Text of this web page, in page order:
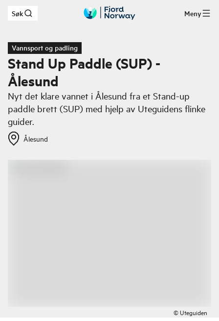
Hopp til hovedinnhold
Søk Meny
Vannsport og padling
Stand Up Paddle (SUP) -
Ålesund
Nyt det klare vannet i Ålesund fra et Stand-up
paddle brett (SUP) med hjelp av Uteguidens flinke
guider.
Ålesund
© Uteguiden